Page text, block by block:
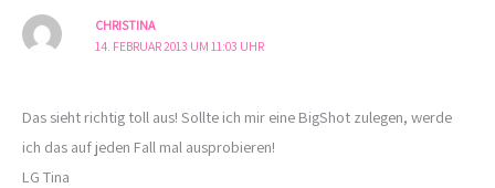
CHRISTINA
14. FEBRUAR 2013 UM 11:03 UHR
Das sieht richtig toll aus! Sollte ich mir eine BigShot zulegen, werde
ich das auf jeden Fall mal ausprobieren!
LG Tina